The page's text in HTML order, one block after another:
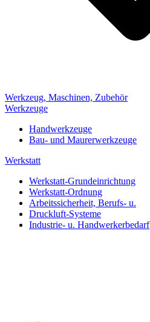
Werkzeug, Maschinen, Zubehör
Werkzeuge
Handwerkzeuge
Bau- und Maurerwerkzeuge
Werkstatt
Werkstatt-Grundeinrichtung
Werkstatt-Ordnung
Arbeitssicherheit, Berufs- u.
Druckluft-Systeme
Industrie- u. Handwerkerbedarf